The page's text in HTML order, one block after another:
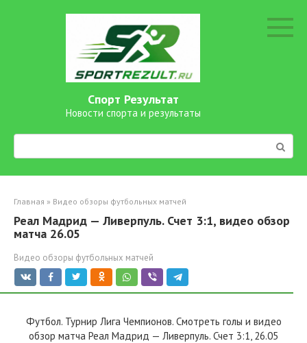
Спорт Результат
Новости спорта и результаты
Поиск:
Главная » Видео обзоры футбольных матчей
Реал Мадрид — Ливерпуль. Счет 3:1, видео обзор
матча 26.05
Видео обзоры футбольных матчей
Футбол. Турнир Лига Чемпионов. Смотреть голы и видео
обзор матча Реал Мадрид — Ливерпуль. Счет 3:1, 26.05